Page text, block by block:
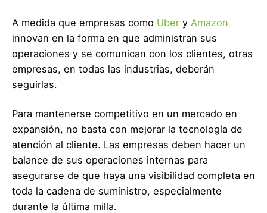
A medida que empresas como Uber y Amazon
innovan en la forma en que administran sus
operaciones y se comunican con los clientes, otras
empresas, en todas las industrias, deberán
seguirlas.
Para mantenerse competitivo en un mercado en
expansión, no basta con mejorar la tecnología de
atención al cliente. Las empresas deben hacer un
balance de sus operaciones internas para
asegurarse de que haya una visibilidad completa en
toda la cadena de suministro, especialmente
durante la última milla.